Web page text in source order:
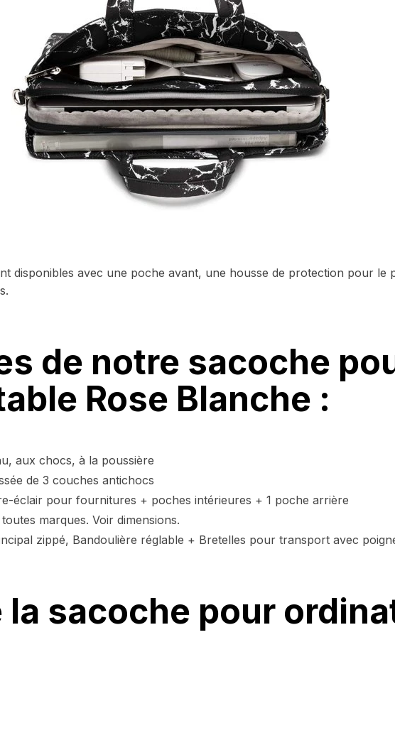
disponibles avec une poche avant, une housse de protection pour le
de notre sacoche
Rose Blanche :
aux chocs, à la poussière
de 3 couches antichocs
éclair pour fournitures + poches intérieures + 1 poche arrière
marques. Voir dimensions.
zippé, Bandoulière réglable + Bretelles pour transport avec
la sacoche pour